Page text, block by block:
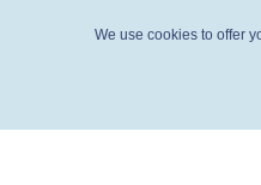
We use cookies to offer